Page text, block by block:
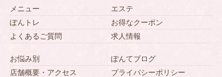
メニュー
エステ
ぽんトレ
お得なクーポン
よくあるご質問
求人情報
お悩み別
ぽんてブログ
店舗概要・アクセス
プライバシーポリシー